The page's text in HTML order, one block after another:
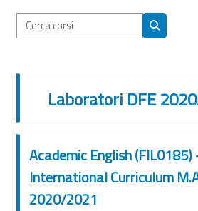
Cerca corsi
Cerca corsi
Laboratori DFE
Academic English
International Curriculum
2020/2021